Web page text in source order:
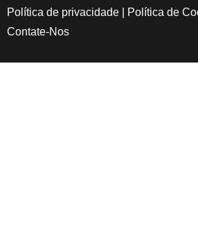
Política de privacidade
Política de
Contate-Nos